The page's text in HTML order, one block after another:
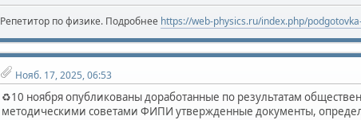
Репетитор по физике. Подробнее https://web-physics.ru/index.php/
Нояб. 17, 2025, 06:53
♻️10 ноября опубликованы доработанные по результатам
методическими советами ФИПИ утвержденные документы,